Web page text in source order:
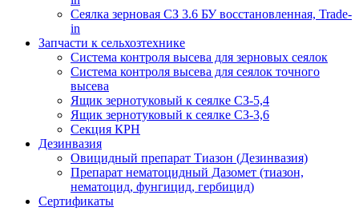
Сеялка зерновая СЗ 3.6 БУ восстановленная, Trade-
in
Запчасти к сельхозтехнике
Система контроля высева для зерновых сеялок
Система контроля высева для сеялок точного
высева
Ящик зернотуковый к сеялке СЗ-5,4
Ящик зернотуковый к сеялке СЗ-3,6
Секция КРН
Дезинвазия
Овицидный препарат Тиазон (Дезинвазия)
Препарат нематоцидный Дазомет (тиазон,
нематоцид, фунгицид, гербицид)
Сертификаты